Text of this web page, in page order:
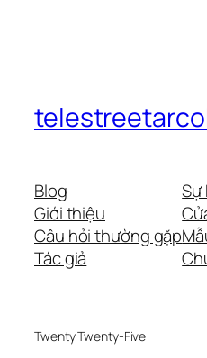
Blog
Giới thiệu
Câu hỏi thường gặp
Tác giả
Sự
Twenty Twenty-Five